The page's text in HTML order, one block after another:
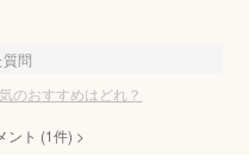
問
のおすすめはどれ？
ント (1件) >